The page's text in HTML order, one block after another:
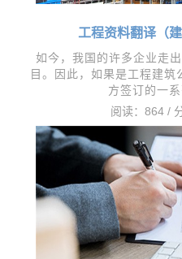
工程资料翻译（
如今，我国的许多企业走
目。因此，如果是工程建
方签订的一系
阅读：864 /